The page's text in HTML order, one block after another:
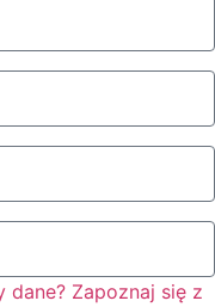
Zapoznaj się z